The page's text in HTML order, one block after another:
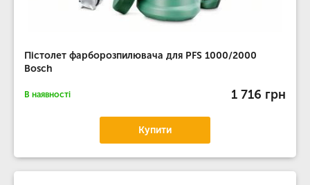
Пістолет фарборозпилювача для PFS 1000/2000
Bosch
В наявності 1 716 грн
Купити